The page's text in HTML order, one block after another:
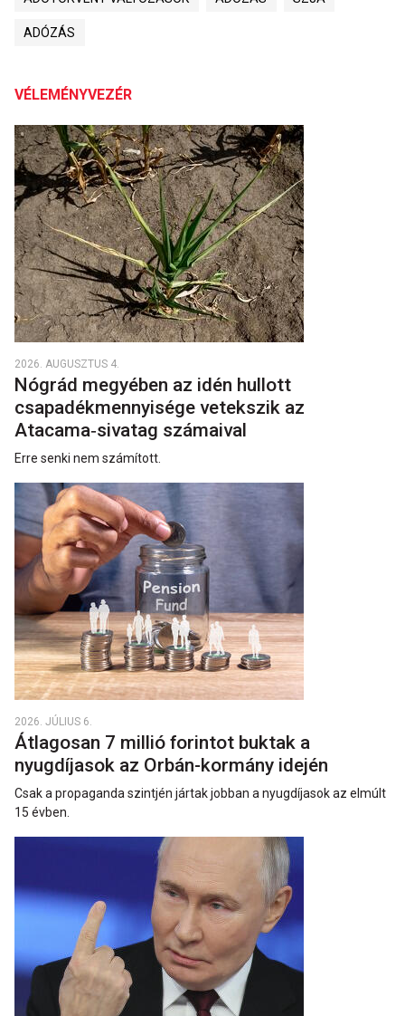
ADÓZÁS
VÉLEMÉNYVEZÉR
2026. AUGUSZTUS 4.
Nógrád megyében az idén hullott
csapadékmennyisége vetekszik az
Atacama‑sivatag számaival
Erre senki nem számított.
2026. JÚLIUS 6.
Átlagosan 7 millió forintot buktak a
nyugdíjasok az Orbán-kormány idején
Csak a propaganda szintjén jártak jobban a nyugdíjasok az elmúlt
15 évben.